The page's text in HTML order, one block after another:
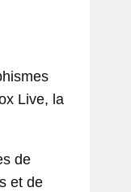
Live, la
de
et de